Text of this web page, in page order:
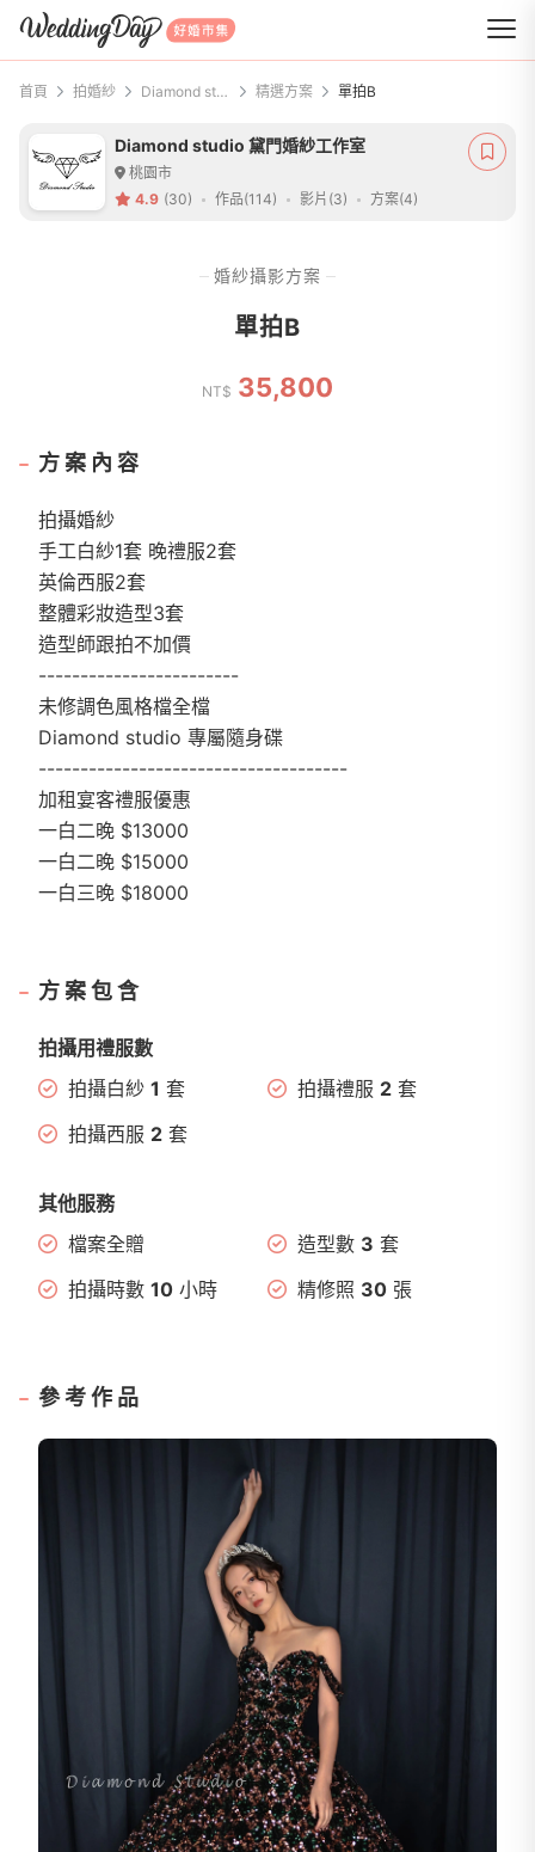
WeddingDay 好婚市集
首頁 拍婚紗 Diamond studio 黛門婚紗工作室 精選方案 單拍B
Diamond studio 黛門婚紗工作室
桃園市
4.9 (30) 作品(114) 影片(3) 方案(4)
婚紗攝影方案
單拍B
NT$ 35,800
方案內容
拍攝婚紗
手工白紗1套 晚禮服2套
英倫西服2套
整體彩妝造型3套
造型師跟拍不加價
------------------------
未修調色風格檔全檔
Diamond studio 專屬隨身碟
-------------------------------------
加租宴客禮服優惠
一白二晚 $13000
一白二晚 $15000
一白三晚 $18000
方案包含
拍攝用禮服數
拍攝白紗 1 套 拍攝禮服 2 套
拍攝西服 2 套
其他服務
檔案全贈
造型數 3 套
拍攝時數 10 小時 精修照 30 張
參考作品